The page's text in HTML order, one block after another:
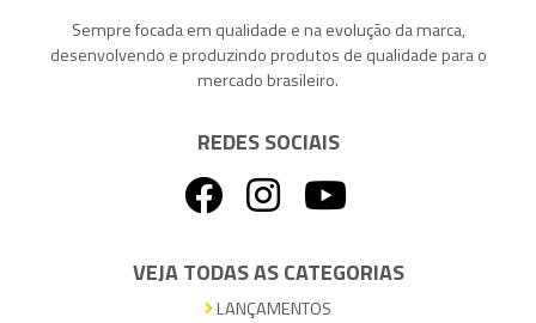
Sempre focada em qualidade e na evolução da marca,
desenvolvendo e produzindo produtos de qualidade para o
mercado brasileiro.
REDES SOCIAIS
VEJA TODAS AS CATEGORIAS
LANÇAMENTOS